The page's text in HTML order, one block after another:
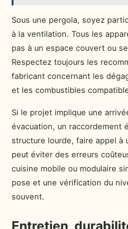
Sous une pergola, soyez
à la ventilation. Tous les
pas à un espace couvert ou
Respectez toujours les
fabricant concernant les
et les combustibles
Si le projet implique une
évacuation, un raccordement
structure lourde, faire appel à
peut éviter des erreurs
cuisine mobile ou modulaire
pose et une vérification du
souvent.
Entretien,